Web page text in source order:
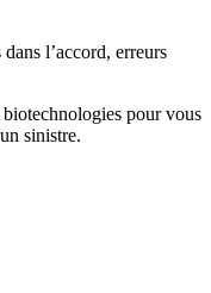
l’accord, erreurs
pour vous
sinistre.